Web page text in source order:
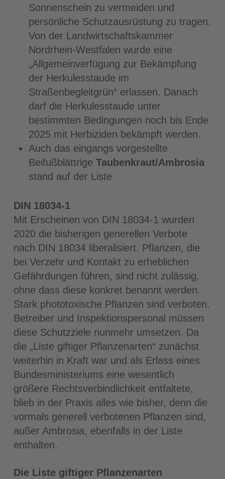
Sonnenschein zu vermeiden und
persönliche Schutzausrüstung zu tragen.
Von der Landwirtschaftskammer
Nordrhein-Westfalen wurde eine
„Allgemeinverfügung zur Bekämpfung
der Herkulesstaude im
Straßenbegleitgrün“ erlassen. Danach
darf die Herkulesstaude unter
bestimmten Bedingungen noch bis Ende
2025 mit Herbiziden bekämpft werden.
Auch das eingangs vorgestellte
Beifußblättrige Taubenkraut/Ambrosia
stand auf der Liste
DIN 18034-1
Mit Erscheinen von DIN 18034-1 wurden
2020 die bisherigen generellen Verbote
nach DIN 18034 liberalisiert. Pflanzen, die
bei Verzehr und Kontakt zu erheblichen
Gefährdungen führen, sind nicht zulässig,
ohne dass diese konkret benannt werden.
Stark phototoxische Pflanzen sind verboten.
Betreiber und Inspektionspersonal müssen
diese Schutzziele nunmehr umsetzen. Da
die „Liste giftiger Pflanzenarten“ zunächst
weiterhin in Kraft war und als Erlass eines
Bundesministeriums eine wesentlich
größere Rechtsverbindlichkeit entfaltete,
blieb in der Praxis alles wie bisher, denn die
vormals generell verbotenen Pflanzen sind,
außer Ambrosia, ebenfalls in der Liste
enthalten.
Die Liste giftiger Pflanzenarten